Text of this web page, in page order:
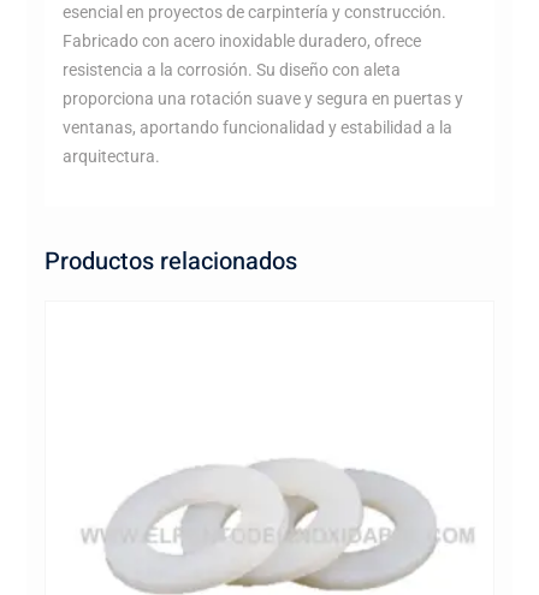
esencial en proyectos de carpintería y construcción.
Fabricado con acero inoxidable duradero, ofrece
resistencia a la corrosión. Su diseño con aleta
proporciona una rotación suave y segura en puertas y
ventanas, aportando funcionalidad y estabilidad a la
arquitectura.
Productos relacionados